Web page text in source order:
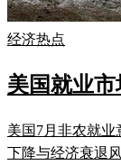
经济热点
美国就业
美国7月非农就
下降与经济衰退